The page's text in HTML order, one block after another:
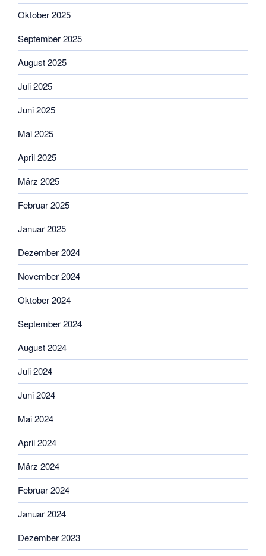
Oktober 2025
September 2025
August 2025
Juli 2025
Juni 2025
Mai 2025
April 2025
März 2025
Februar 2025
Januar 2025
Dezember 2024
November 2024
Oktober 2024
September 2024
August 2024
Juli 2024
Juni 2024
Mai 2024
April 2024
März 2024
Februar 2024
Januar 2024
Dezember 2023